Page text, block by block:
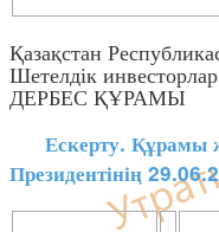
Қазақстан
Шетелдік
ДЕРБЕС ҚҰРАМЫ
Ескерту. Құрамы
Президентінің